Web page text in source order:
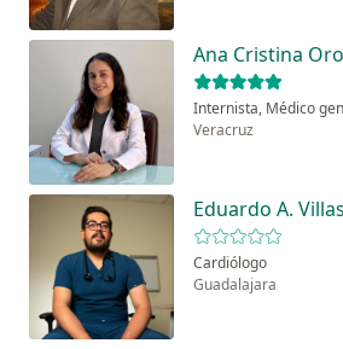
Ana Cristina
Internista, Médico
Veracruz
Eduardo A.
Cardiólogo
Guadalajara